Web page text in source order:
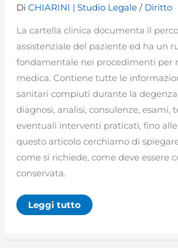
DiCHIARINI | Studio Legale/ Diritto
La cartella clinica documenta il
assistenziale del paziente ed ha un
fondamentale nei procedimenti per
medica. Contiene tutte le
sanitari compiuti durante la
diagnosi, analisi, consulenze, esami,
eventuali interventi praticati, fino
questo articolo cerchiamo di
come si richiede, come deve essere
conservata.
Come
richiedere
clinica:
Leggi tutto